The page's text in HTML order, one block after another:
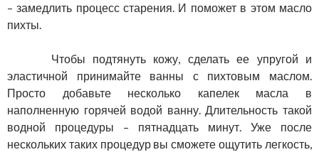
– замедлить процесс старения. И поможет в этом масло
пихты.
Чтобы подтянуть кожу, сделать ее упругой и
эластичной принимайте ванны с пихтовым маслом.
Просто добавьте несколько капелек масла в
наполненную горячей водой ванну. Длительность такой
водной процедуры – пятнадцать минут. Уже после
нескольких таких процедур вы сможете ощутить легкость,